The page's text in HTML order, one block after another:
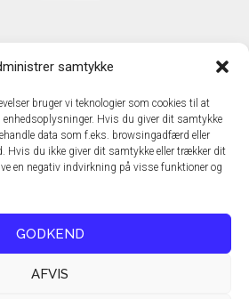
samtykke
bruger vi teknologier som cookies til at
enhedsoplysninger. Hvis du giver dit samtykke
data som f.eks. browsingadfærd eller
Hvis du ikke giver dit samtykke eller trækker dit
en negativ indvirkning på visse funktioner og
GODKEND
AFVIS
TechMedia A/S
– 2600 Glostrup
+45 43 24 26 28
info@techmedia.dk